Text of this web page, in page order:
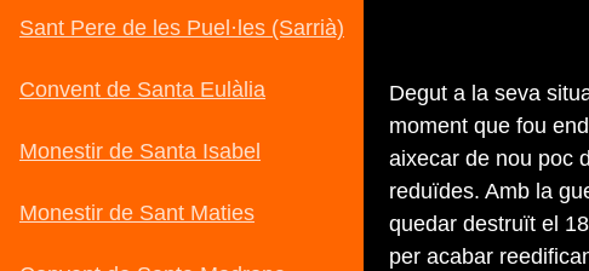
Degut a la seva
moment que fou
aixecar de nou poc
reduïdes. Amb la
quedar destruït el
per acabar